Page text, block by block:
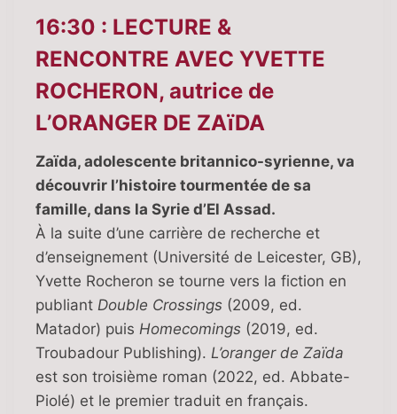
16:30 : LECTURE &
RENCONTRE AVEC YVETTE
ROCHERON, autrice de
L’ORANGER DE ZAïDA
Zaïda, adolescente britannico-syrienne, va
découvrir l’histoire tourmentée de sa
famille, dans la Syrie d’El Assad.
À la suite d’une carrière de recherche et
d’enseignement (Université de Leicester, GB),
Yvette Rocheron se tourne vers la fiction en
publiant Double Crossings (2009, ed.
Matador) puis Homecomings (2019, ed.
Troubadour Publishing). L’oranger de Zaïda
est son troisième roman (2022, ed. Abbate-
Piolé) et le premier traduit en français.